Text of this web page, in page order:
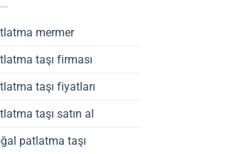
mermer
taşı firması
taşı fiyatları
taşı satın al
patlatma taşı